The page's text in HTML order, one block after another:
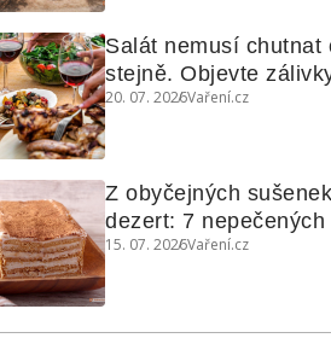
Salát nemusí chutnat
stejně. Objevte
využijete i na maso,
20. 07. 2026Vaření.cz
Z obyčejných
dezert: 7
koláčů
15. 07. 2026Vaření.cz